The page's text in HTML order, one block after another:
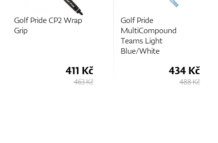
Golf Pride
MultiCompound
Blue/Black Midsize